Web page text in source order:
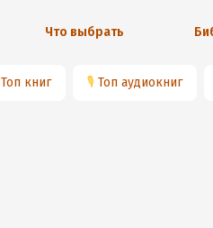
Что выбрать
Топ книг 🎙 Топ аудиокниг